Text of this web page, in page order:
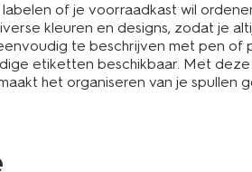
labelen of je voorraadkast wil
kleuren en designs, zodat je
te beschrijven met pen
etiketten beschikbaar. Met
het organiseren van je